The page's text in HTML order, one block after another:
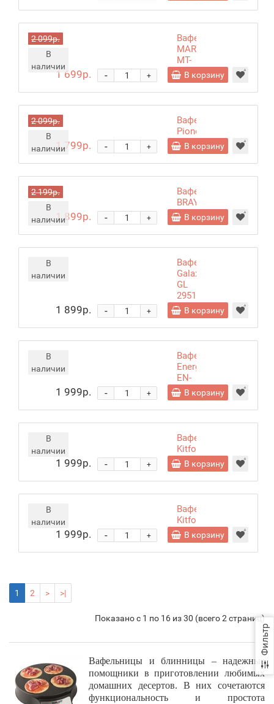
Фильтр
2 099р.
В
наличии
Вафельница
MARTA
MT-
SM1760B
1 699р. +
- В корзину
2 099р.
В
наличии
Вафельница
Pioneer
SM304D
1 799р. +
- В корзину
2 199р.
В
наличии
Вафельница
BRAYER
BR2330
1 899р. +
- В корзину
В
наличии
Вафельница
Galaxy
GL
2951
черный
1 899р. +
- В корзину
В
наличии
Вафельница
Energy
EN-
224
1 999р. +
- В корзину
В
наличии
Вафельница
Kitfort
КТ-1641
1 999р. +
- В корзину
В
наличии
Вафельница
Kitfort
КТ-5614
1 999р. +
- В корзину
1 2 > >|
Показано с 1 по 16 из 30 (всего 2 страниц)
Вафельницы и блинницы – надежные
помощники в приготовлении любимых
домашних десертов. В них сочетаются
функциональность и простота